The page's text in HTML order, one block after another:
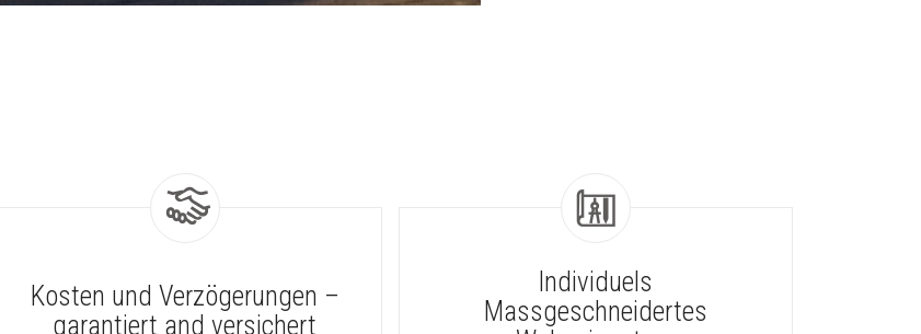
Kosten und Verzögerungen –
garantiert and versichert
Individuels
Massgeschneidertes